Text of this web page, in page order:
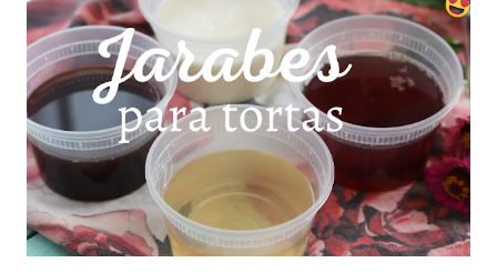
formas con el mismo resultado, obteniendo un Ganache, que
es una crema que tiene una parte de chocolate y otra parte
de crema de leche o nata, más información de lo que es un
ganache aquí en mi Blog. 😉 Ingredientes: (Proporción 3x1)
600 g de chocolate blanco (sucedáneo para resistir climas
cálidos) 200 g de crema para batir vegetal (crema para batir
para hacer Chantilly vegetal) Preparación: Coloca el chocolate
y...